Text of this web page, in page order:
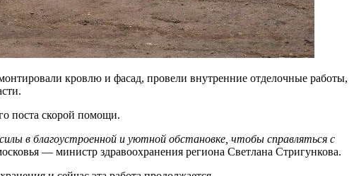
кровлю и фасад, провели внутренние отделочные работы,
поста скорой помощи.
в благоустроенной и уютной обстановке, чтобы справляться с
— министр здравоохранения региона Светлана Стригункова.